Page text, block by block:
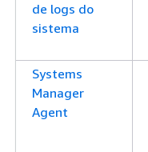
de logs do
sistema
Systems
Manager
Agent